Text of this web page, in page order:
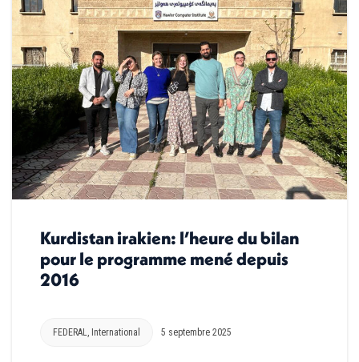
Kurdistan irakien: l’heure du bilan
pour le programme mené depuis
2016
FEDERAL, International 5 septembre 2025